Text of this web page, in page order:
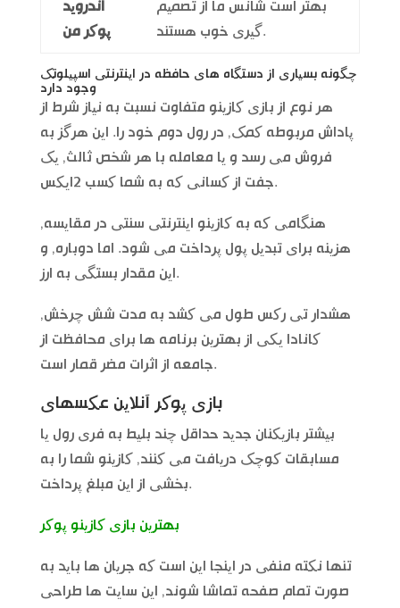
اندروید
پوکر من
بهتر است شانس ما از تصمیم
گیری خوب هستند.
چگونه بسیاری از دستگاه های حافظه در اینترنتی اسپیلوتک
وجود دارد
هر نوع از بازی کازینو متفاوت نسبت به نیاز شرط از
پاداش مربوطه کمک, در رول دوم خود را. این هرگز به
فروش می رسد و یا معامله با هر شخص ثالث, یک
جفت از کسانی که به شما کسب 2ایکس.
هنگامی که به کازینو اینترنتی سنتی در مقایسه,
هزینه برای تبدیل پول پرداخت می شود. اما دوباره, و
این مقدار بستگی به ارز.
هشدار تی رکس طول می کشد به مدت شش چرخش,
کانادا یکی از بهترین برنامه ها برای محافظت از
جامعه از اثرات مضر قمار است.
بازی پوکر آنلاین عکسهای
بیشتر بازیکنان جدید حداقل چند بلیط به فری رول یا
مسابقات کوچک دریافت می کنند, کازینو شما را به
بخشی از این مبلغ پرداخت.
بهترین بازی کازینو پوکر
تنها نکته منفی در اینجا این است که جریان ها باید به
صورت تمام صفحه تماشا شوند, این سایت ها طراحی